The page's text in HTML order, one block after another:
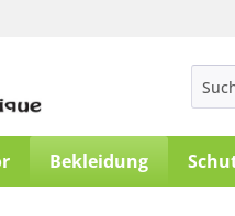
Bekleidung